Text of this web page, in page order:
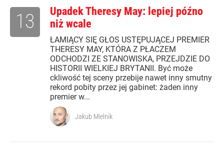
Upadek Theresy May: lepiej późno
niż wcale
ŁAMIĄCY SIĘ GŁOS USTĘPUJĄCEJ PREMIER
THERESY MAY, KTÓRA Z PŁACZEM
ODCHODZI ZE STANOWISKA, PRZEJDZIE DO
HISTORII WIELKIEJ BRYTANII. Być może
ckliwość tej sceny przebije nawet inny smutny
rekord pobity przez jej gabinet: żaden inny
premier w...
13
Jakub Mielnik